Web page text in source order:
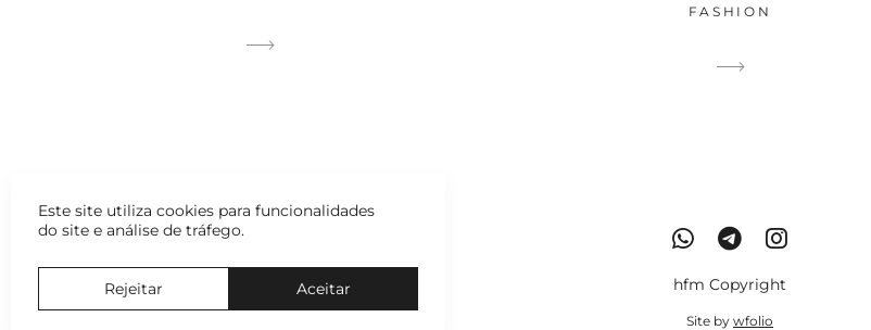
FASHION
hfm Copyright
Site by wfolio
Este site utiliza cookies para funcionalidades
do site e análise de tráfego.
Rejeitar Aceitar